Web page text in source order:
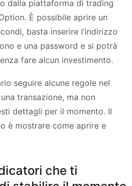
dalla piattaforma di trading
È possibile aprire un
basta inserire l’indirizzo
e una password e si potrà
fare alcun investimento.
seguire alcune regole nel
transazione, ma non
dettagli per il momento. Il
è mostrare come aprire e
che ti